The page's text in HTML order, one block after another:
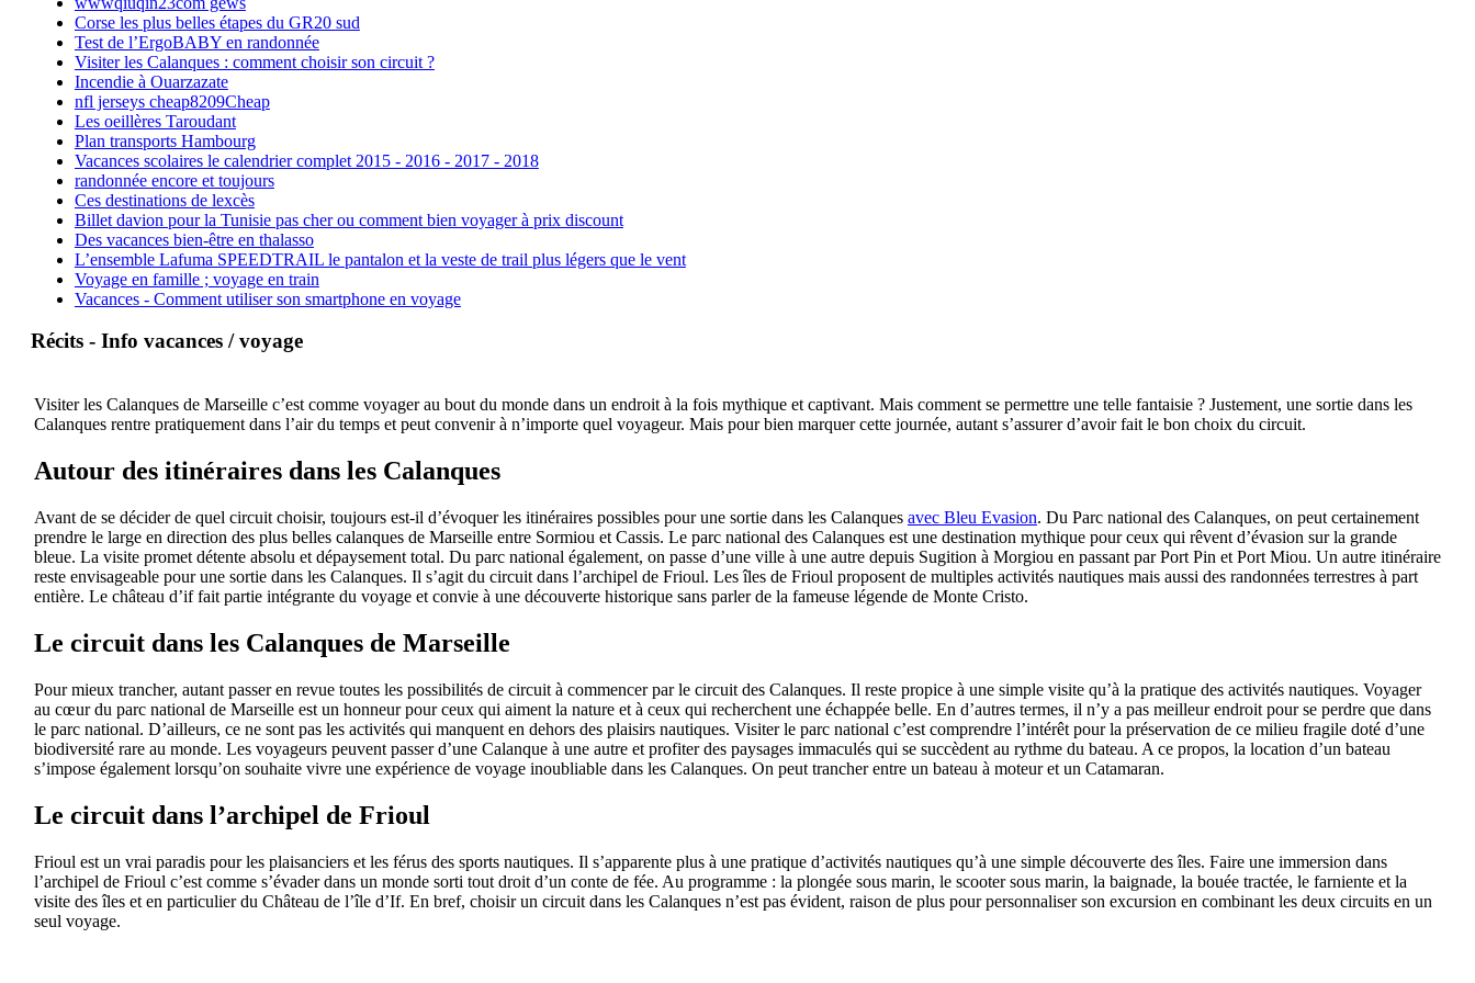
Corse les plus belles étapes du GR20 sud
Test de l’ErgoBABY en randonnée
Visiter les Calanques : comment choisir son circuit ?
Incendie à Ouarzazate
nfl jerseys cheap8209Cheap
Les oeillères Taroudant
Plan transports Hambourg
Vacances scolaires le calendrier complet 2015 - 2016 - 2017 - 2018
randonnée encore et toujours
Ces destinations de lexcès
Billet davion pour la Tunisie pas cher ou comment bien voyager à prix discount
Des vacances bien-être en thalasso
L’ensemble Lafuma SPEEDTRAIL le pantalon et la veste de trail plus légers que le vent
Voyage en famille ; voyage en train
Vacances - Comment utiliser son smartphone en voyage
Récits - Info vacances / voyage
Visiter les Calanques de Marseille c’est comme voyager au bout du monde dans un endroit à la fois mythique et captivant. Mais comment se permettre une telle fantaisie ? Justement, une sortie dans les
Calanques rentre pratiquement dans l’air du temps et peut convenir à n’importe quel voyageur. Mais pour bien marquer cette journée, autant s’assurer d’avoir fait le bon choix du circuit.
Autour des itinéraires dans les Calanques
Avant de se décider de quel circuit choisir, toujours est-il d’évoquer les itinéraires possibles pour une sortie dans les Calanques avec Bleu Evasion. Du Parc national des Calanques, on peut certainement
prendre le large en direction des plus belles calanques de Marseille entre Sormiou et Cassis. Le parc national des Calanques est une destination mythique pour ceux qui rêvent d’évasion sur la grande
bleue. La visite promet détente absolu et dépaysement total. Du parc national également, on passe d’une ville à une autre depuis Sugition à Morgiou en passant par Port Pin et Port Miou. Un autre itinéraire
reste envisageable pour une sortie dans les Calanques. Il s’agit du circuit dans l’archipel de Frioul. Les îles de Frioul proposent de multiples activités nautiques mais aussi des randonnées terrestres à part
entière. Le château d’if fait partie intégrante du voyage et convie à une découverte historique sans parler de la fameuse légende de Monte Cristo.
Le circuit dans les Calanques de Marseille
Pour mieux trancher, autant passer en revue toutes les possibilités de circuit à commencer par le circuit des Calanques. Il reste propice à une simple visite qu’à la pratique des activités nautiques. Voyager
au cœur du parc national de Marseille est un honneur pour ceux qui aiment la nature et à ceux qui recherchent une échappée belle. En d’autres termes, il n’y a pas meilleur endroit pour se perdre que dans
le parc national. D’ailleurs, ce ne sont pas les activités qui manquent en dehors des plaisirs nautiques. Visiter le parc national c’est comprendre l’intérêt pour la préservation de ce milieu fragile doté d’une
biodiversité rare au monde. Les voyageurs peuvent passer d’une Calanque à une autre et profiter des paysages immaculés qui se succèdent au rythme du bateau. A ce propos, la location d’un bateau
s’impose également lorsqu’on souhaite vivre une expérience de voyage inoubliable dans les Calanques. On peut trancher entre un bateau à moteur et un Catamaran.
Le circuit dans l’archipel de Frioul
Frioul est un vrai paradis pour les plaisanciers et les férus des sports nautiques. Il s’apparente plus à une pratique d’activités nautiques qu’à une simple découverte des îles. Faire une immersion dans
l’archipel de Frioul c’est comme s’évader dans un monde sorti tout droit d’un conte de fée. Au programme : la plongée sous marin, le scooter sous marin, la baignade, la bouée tractée, le farniente et la
visite des îles et en particulier du Château de l’île d’If. En bref, choisir un circuit dans les Calanques n’est pas évident, raison de plus pour personnaliser son excursion en combinant les deux circuits en un
seul voyage.